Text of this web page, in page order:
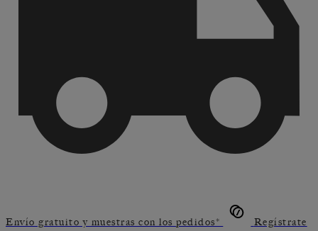
Envío gratuito y muestras con los pedidos*
Regístrate